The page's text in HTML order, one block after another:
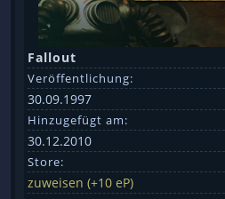
Fallout
Veröffentlichung:
30.09.1997
Hinzugefügt am:
30.12.2010
Store:
zuweisen (+10 eP)